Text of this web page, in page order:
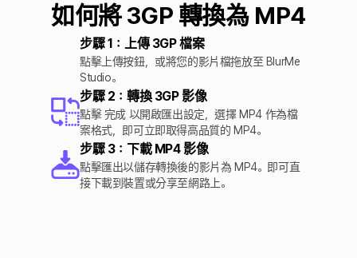
如何將 3GP 轉換為 MP4
步驟 1：上傳 3GP 檔案
點擊上傳按鈕，或將您的影片檔拖放至 BlurMe
Studio。
步驟 2：轉換 3GP 影像
點擊 完成 以開啟匯出設定，選擇 MP4 作為檔
案格式，即可立即取得高品質的 MP4。
步驟 3：下載 MP4 影像
點擊匯出以儲存轉換後的影片為 MP4。即可直
接下載到裝置或分享至網路上。